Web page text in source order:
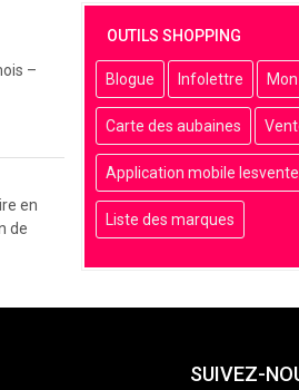
OUTILS SHOPPING
Blogue Infolettre
Carte des aubaines
Application mobile
Liste des marques
–
en
de
SUIVEZ-